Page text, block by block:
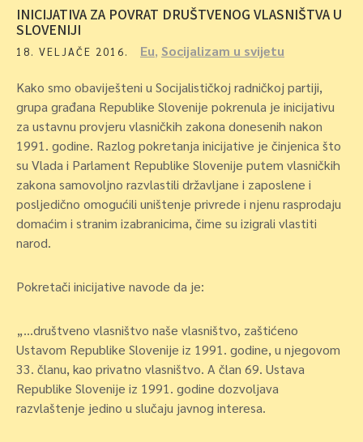
INICIJATIVA ZA POVRAT DRUŠTVENOG VLASNIŠTVA U
SLOVENIJI
18. VELJAČE 2016. Eu, Socijalizam u svijetu
Kako smo obaviješteni u Socijalističkoj radničkoj partiji,
grupa građana Republike Slovenije pokrenula je inicijativu
za ustavnu provjeru vlasničkih zakona donesenih nakon
1991. godine. Razlog pokretanja inicijative je činjenica što
su Vlada i Parlament Republike Slovenije putem vlasničkih
zakona samovoljno razvlastili državljane i zaposlene i
posljedično omogućili uništenje privrede i njenu rasprodaju
domaćim i stranim izabranicima, čime su izigrali vlastiti
narod.
Pokretači inicijative navode da je:
„…društveno vlasništvo naše vlasništvo, zaštićeno
Ustavom Republike Slovenije iz 1991. godine, u njegovom
33. članu, kao privatno vlasništvo. A član 69. Ustava
Republike Slovenije iz 1991. godine dozvoljava
razvlaštenje jedino u slučaju javnog interesa.